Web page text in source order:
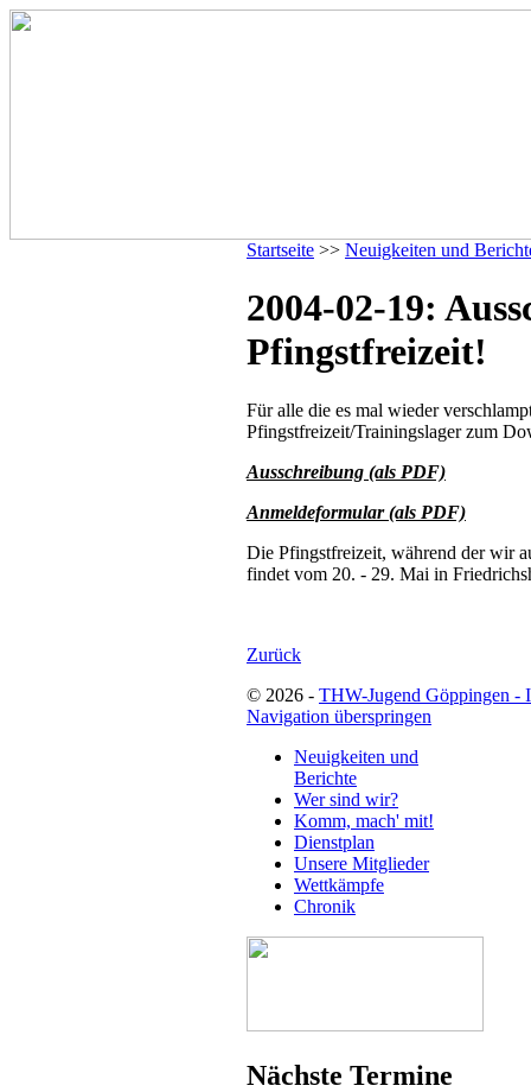
Startseite >> Neuigkeiten und
2004-02-19:
Pfingstfreizeit!
Für alle die es mal wieder
Pfingstfreizeit/Trainingslager zum
Ausschreibung (als PDF)
Anmeldeformular (als PDF)
Die Pfingstfreizeit, während der wir
findet vom 20. - 29. Mai in
Zurück
© 2026 - THW-Jugend Göppingen -
Navigation überspringen
Neuigkeiten und
Berichte
Wer sind wir?
Komm, mach' mit!
Dienstplan
Unsere Mitglieder
Wettkämpfe
Chronik
Nächste Termine